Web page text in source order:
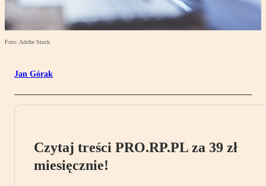
Foto: Adobe Stock
Jan Górak
Czytaj treści PRO.RP.PL za 39 zł
miesięcznie!